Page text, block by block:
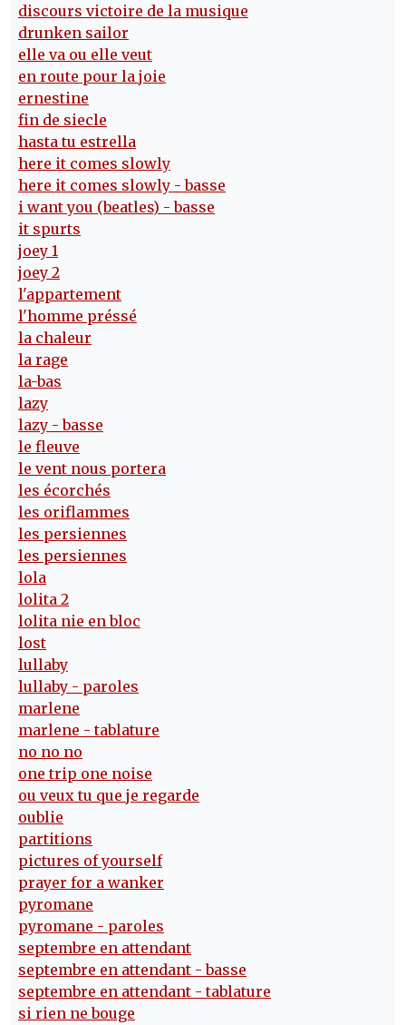
discours victoire de la musique
drunken sailor
elle va ou elle veut
en route pour la joie
ernestine
fin de siecle
hasta tu estrella
here it comes slowly
here it comes slowly - basse
i want you (beatles) - basse
it spurts
joey 1
joey 2
l'appartement
l'homme préssé
la chaleur
la rage
la-bas
lazy
lazy - basse
le fleuve
le vent nous portera
les écorchés
les oriflammes
les persiennes
les persiennes
lola
lolita 2
lolita nie en bloc
lost
lullaby
lullaby - paroles
marlene
marlene - tablature
no no no
one trip one noise
ou veux tu que je regarde
oublie
partitions
pictures of yourself
prayer for a wanker
pyromane
pyromane - paroles
septembre en attendant
septembre en attendant - basse
septembre en attendant - tablature
si rien ne bouge